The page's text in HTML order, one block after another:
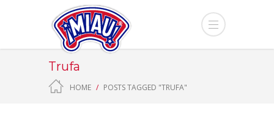
Trufa
HOME POSTS TAGGED "TRUFA"